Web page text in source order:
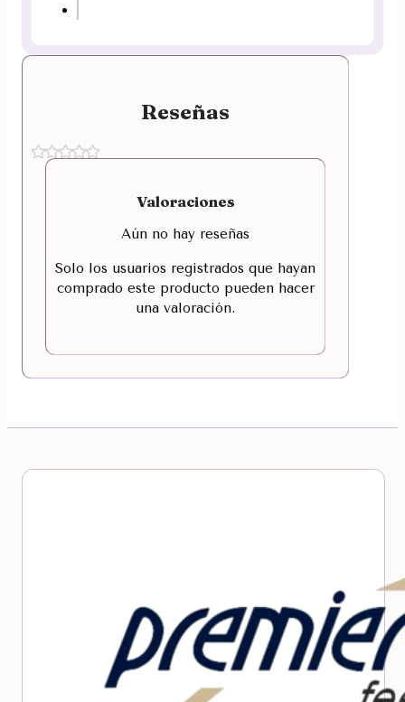
Reseñas
Valoraciones
Aún no hay reseñas
Solo los usuarios registrados que hayan
comprado este producto pueden hacer
una valoración.